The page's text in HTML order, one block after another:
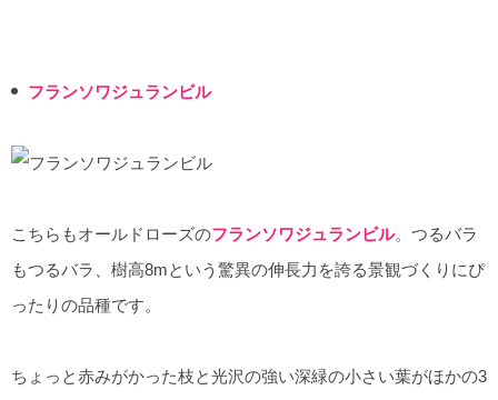
フランソワジュランビル
こちらもオールドローズのフランソワジュランビル。つるバラ
もつるバラ、樹高8mという驚異の伸長力を誇る景観づくりにぴ
ったりの品種です。
ちょっと赤みがかった枝と光沢の強い深緑の小さい葉がほかの3